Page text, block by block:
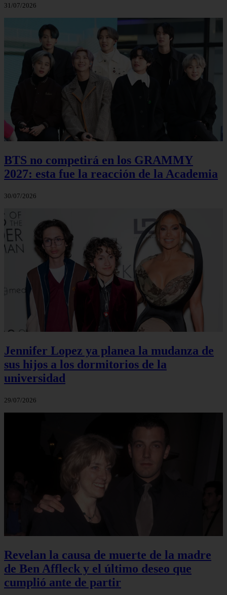
31/07/2026
BTS no competirá en los GRAMMY
2027: esta fue la reacción de la Academia
30/07/2026
Jennifer Lopez ya planea la mudanza de
sus hijos a los dormitorios de la
universidad
29/07/2026
Revelan la causa de muerte de la madre
de Ben Affleck y el último deseo que
cumplió ante de partir